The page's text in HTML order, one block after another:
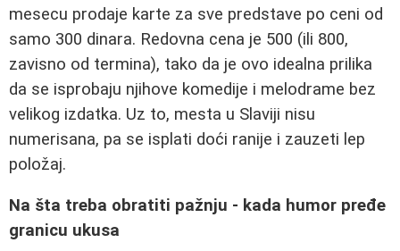
mesecu prodaje karte za sve predstave po ceni od
samo 300 dinara. Redovna cena je 500 (ili 800,
zavisno od termina), tako da je ovo idealna prilika
da se isprobaju njihove komedije i melodrame bez
velikog izdatka. Uz to, mesta u Slaviji nisu
numerisana, pa se isplati doći ranije i zauzeti lep
položaj.
Na šta treba obratiti pažnju - kada humor pređe
granicu ukusa